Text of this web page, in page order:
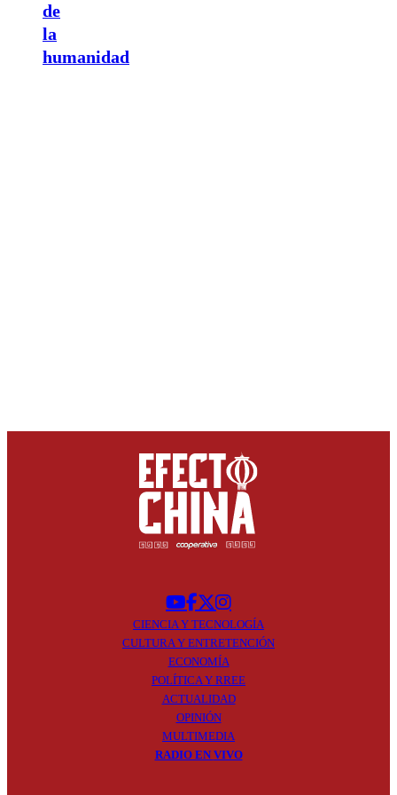
de
la
humanidad
CIENCIA Y TECNOLOGÍA
CULTURA Y ENTRETENCIÓN
ECONOMÍA
POLÍTICA Y RREE
ACTUALIDAD
OPINIÓN
MULTIMEDIA
RADIO EN VIVO